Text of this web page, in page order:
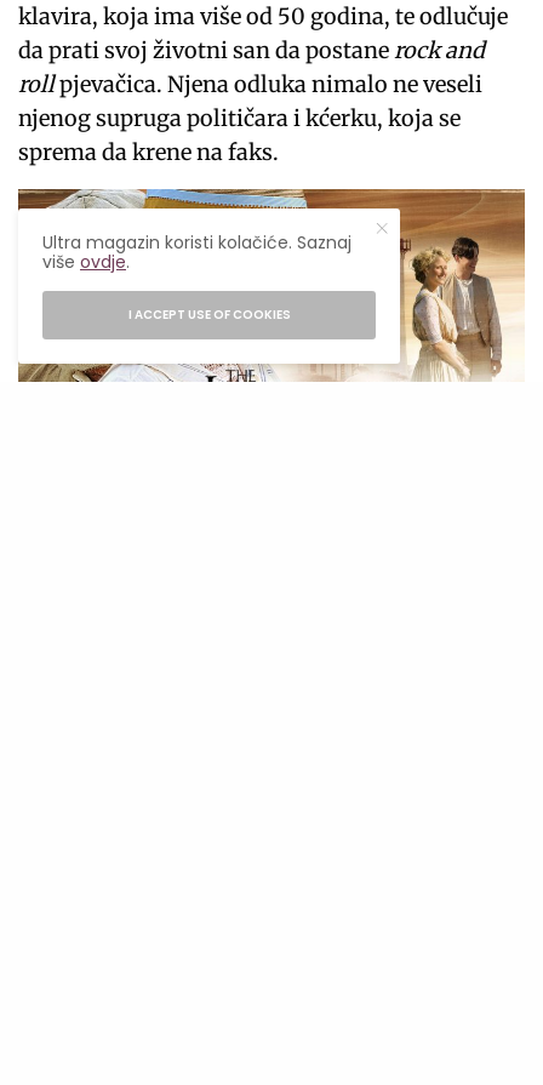
klavira, koja ima više od 50 godina, te odlučuje
da prati svoj životni san da postanerock and
rollpjevačica. Njena odluka nimalo ne veseli
njenog supruga političara i kćerku, koja se
sprema da krene na faks.
Ultra magazin koristi kolačiće. Saznaj
višeovdje.
I ACCEPT USE OF COOKIES